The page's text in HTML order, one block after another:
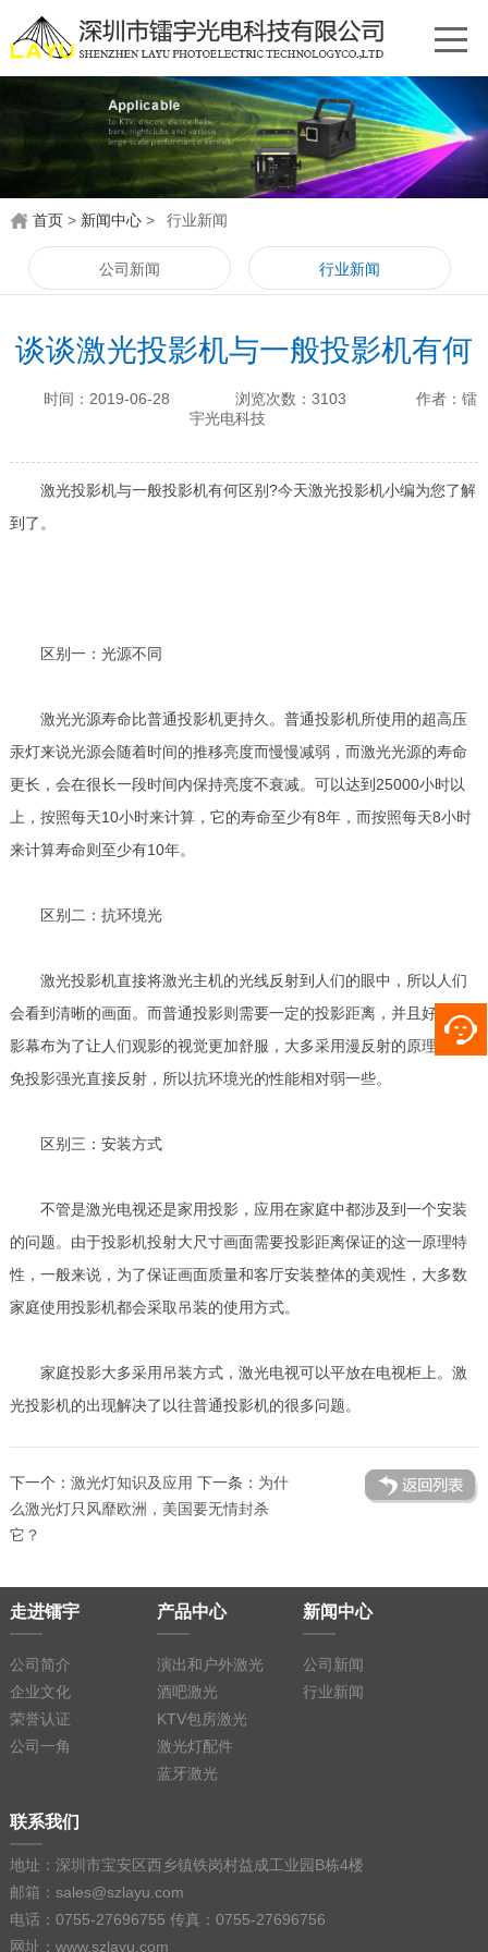
首页 > 新闻中心 > 行业新闻
公司新闻 行业新闻
谈谈激光投影机与一般投影机有何
区别?
时间：2019-06-28 浏览次数：3103
作者：镭
宇光电科技
激光投影机与一般投影机有何区别?今天激光投影机小编为您了解
到了。
区别一：光源不同
激光光源寿命比普通投影机更持久。普通投影机所使用的超高压
汞灯来说光源会随着时间的推移亮度而慢慢减弱，而激光光源的寿命
更长，会在很长一段时间内保持亮度不衰减。可以达到25000小时以
上，按照每天10小时来计算，它的寿命至少有8年，而按照每天8小时
来计算寿命则至少有10年。
区别二：抗环境光
激光投影机直接将激光主机的光线反射到人们的眼中，所以人们
会看到清晰的画面。而普通投影则需要一定的投影距离，并且好的投
影幕布为了让人们观影的视觉更加舒服，大多采用漫反射的原理，避
免投影强光直接反射，所以抗环境光的性能相对弱一些。
区别三：安装方式
不管是激光电视还是家用投影，应用在家庭中都涉及到一个安装
的问题。由于投影机投射大尺寸画面需要投影距离保证的这一原理特
性，一般来说，为了保证画面质量和客厅安装整体的美观性，大多数
家庭使用投影机都会采取吊装的使用方式。
家庭投影大多采用吊装方式，激光电视可以平放在电视柜上。激
光投影机的出现解决了以往普通投影机的很多问题。
下一个： 激光灯知识及应用 下一条： 为什
么激光灯只风靡欧洲，美国要无情封杀
它？
走进镭宇
公司简介
企业文化
荣誉认证
公司一角
产品中心
演出和户外激光
酒吧激光
KTV包房激光
激光灯配件
蓝牙激光
新闻中心
公司新闻
行业新闻
联系我们
地址：深圳市宝安区西乡镇铁岗村益成工业园B栋4楼
邮箱：sales@szlayu.com
电话：0755-27696755 传真：0755-27696756
网址：www.szlayu.com